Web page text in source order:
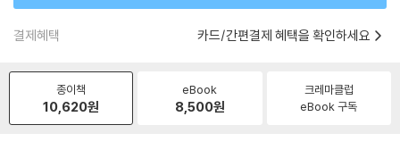
결제혜택 카드/간편결제 혜택을 확인하세요
종이책
10,620원
eBook
8,500원
크레마클럽
eBook 구독